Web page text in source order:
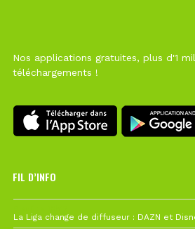
Nos applications gratuites, plus d'1
téléchargements !
FIL D’INFO